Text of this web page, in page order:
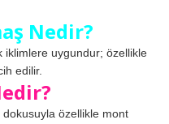
Nedir?
iklimlere uygundur; özellikle
edilir.
dokusuyla özellikle mont